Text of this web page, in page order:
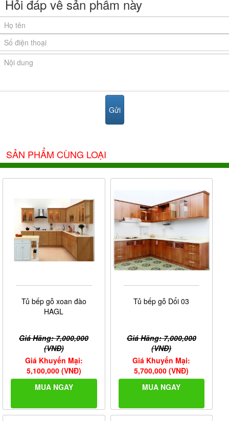
Hỏi đáp về sản phẩm này
SẢN PHẨM CÙNG LOẠI
Tủ bếp gỗ xoan đào
HAGL
Giá Hãng: 7,000,000
(VNĐ)
Giá Khuyến Mại:
5,100,000 (VNĐ)
MUA NGAY
Tủ bếp gỗ Dổi 03
Giá Hãng: 7,000,000
(VNĐ)
Giá Khuyến Mại:
5,700,000 (VNĐ)
MUA NGAY